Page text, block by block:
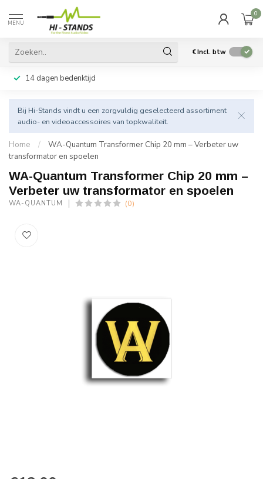
MENU
0
€Incl. btw
14 dagen bedenktijd
Bij Hi-Stands vindt u een zorgvuldig geselecteerd assortiment
audio- en videoaccessoires van topkwaliteit.
Home /
WA-Quantum Transformer Chip 20 mm – Verbeter uw
transformator en spoelen
WA-Quantum Transformer Chip 20 mm –
Verbeter uw transformator en spoelen
WA-QUANTUM (0)